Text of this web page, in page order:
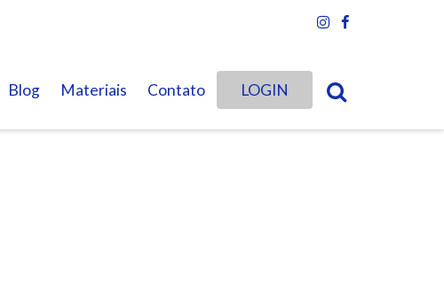
Blog Materiais Contato LOGIN